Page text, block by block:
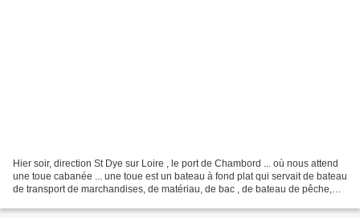
Hier soir, direction St Dye sur Loire , le port de Chambord ... où nous attend
une toue cabanée ... une toue est un bateau à fond plat qui servait de bateau
de transport de marchandises, de matériau, de bac , de bateau de pêche,